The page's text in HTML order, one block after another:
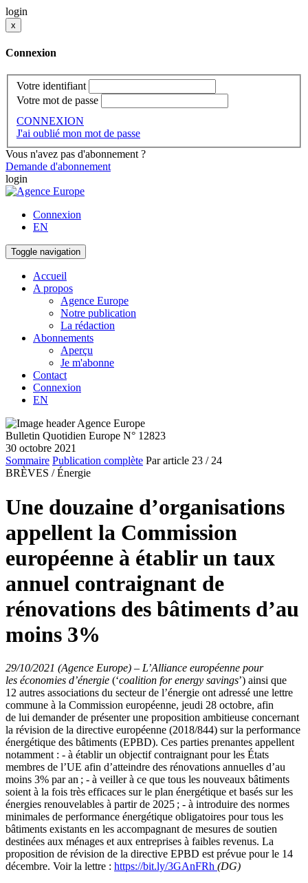
login
x
Connexion
Votre identifiant
Votre mot de passe
CONNEXION
J'ai oublié mon mot de passe
Vous n'avez pas d'abonnement ?
Demande d'abonnement
login
Connexion
EN
Toggle navigation
Accueil
A propos
Agence Europe
Notre publication
La rédaction
Abonnements
Aperçu
Je m'abonne
Contact
Connexion
EN
Bulletin Quotidien Europe N° 12823
30 octobre 2021
Sommaire Publication complète Par article 23 / 24
BRÈVES / Énergie
Une douzaine d’organisations
appellent la Commission
européenne à établir un taux
annuel contraignant de
rénovations des bâtiments d’au
moins 3%
29/10/2021 (Agence Europe) – L’Alliance européenne pour
les économies d’énergie (‘coalition for energy savings’) ainsi que
12 autres associations du secteur de l’énergie ont adressé une lettre
commune à la Commission européenne, jeudi 28 octobre, afin
de lui demander de présenter une proposition ambitieuse concernant
la révision de la directive européenne (2018/844) sur la performance
énergétique des bâtiments (EPBD). Ces parties prenantes appellent
notamment : - à établir un objectif contraignant pour les États
membres de l’UE afin d’atteindre des rénovations annuelles d’au
moins 3% par an ; - à veiller à ce que tous les nouveaux bâtiments
soient à la fois très efficaces sur le plan énergétique et basés sur les
énergies renouvelables à partir de 2025 ; - à introduire des normes
minimales de performance énergétique obligatoires pour tous les
bâtiments existants en les accompagnant de mesures de soutien
destinées aux ménages et aux entreprises à faibles revenus. La
proposition de révision de la directive EPBD est prévue pour le 14
décembre. Voir la lettre : https://bit.ly/3GAnFRh (DG)